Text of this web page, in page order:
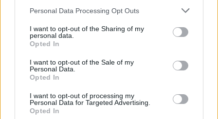
Please note that this website/app uses one or more Google
not limited to your visit or usage behaviour. You may click to
grant or deny consent to Google and its third-party tags to
use your data for below specified purposes in below Google
consent section.
Personal Data Processing Opt Outs
I want to opt-out of the Sharing of my
personal data.
Opted In
I want to opt-out of the Sale of my
Personal Data.
Opted In
I want to opt-out of processing my
Personal Data for Targeted Advertising.
Opted In
F
a
ce
b
o
k
T
w
it
te
r
Pi
n
te
re
st
W
h
s
p
S
h
re
NOTIZIE RECENTI